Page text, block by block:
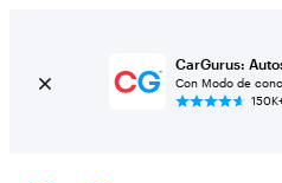
CarGurus:
Con Modo de